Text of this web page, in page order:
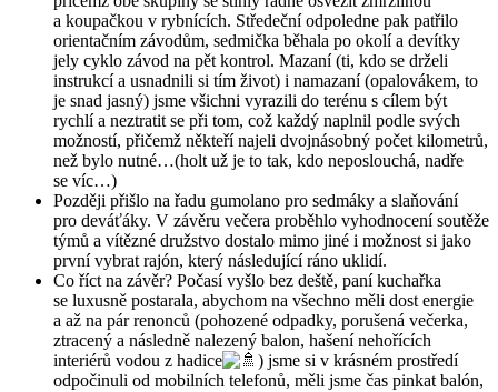
a koupačkou v rybnících. Středeční odpoledne pak patřilo
orientačním závodům, sedmička běhala po okolí a devítky
jely cyklo závod na pět kontrol. Mazaní (ti, kdo se drželi
instrukcí a usnadnili si tím život) i namazaní (opalovákem, to
je snad jasný) jsme všichni vyrazili do terénu s cílem být
rychlí a neztratit se při tom, což každý naplnil podle svých
možností, přičemž někteří najeli dvojnásobný počet kilometrů,
než bylo nutné…(holt už je to tak, kdo neposlouchá, nadře
se víc…)
Později přišlo na řadu gumolano pro sedmáky a slaňování
pro deváťáky. V závěru večera proběhlo vyhodnocení soutěže
týmů a vítězné družstvo dostalo mimo jiné i možnost si jako
první vybrat rajón, který následující ráno uklidí.
Co říct na závěr? Počasí vyšlo bez deště, paní kuchařka
se luxusně postarala, abychom na všechno měli dost energie
a až na pár renonců (pohozené odpadky, porušená večerka,
ztracený a následně nalezený balon, hašení nehořících
interiérů vodou z hadice
) jsme si v krásném prostředí
odpočinuli od mobilních telefonů, měli jsme čas pinkat balón,